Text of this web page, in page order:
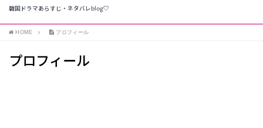
韓国ドラマあらすじ・ネタバレblog♡
HOME プロフィール
プロフィール